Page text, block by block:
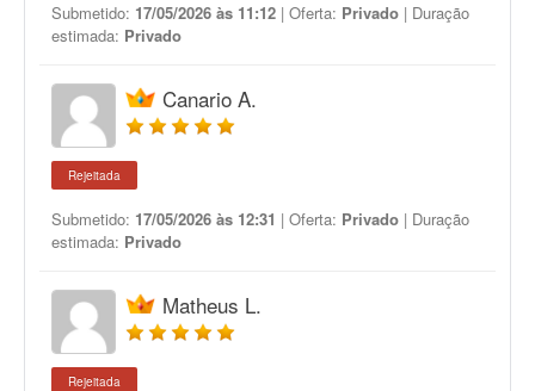
Submetido: 17/05/2026 às 11:12 | Oferta: Privado | Duração
estimada: Privado
Canario A.
Rejeitada
Submetido: 17/05/2026 às 12:31 | Oferta: Privado | Duração
estimada: Privado
Matheus L.
Rejeitada